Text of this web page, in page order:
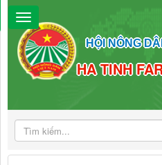
HỘI NÔNG
HA TINH